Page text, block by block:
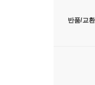
반품/교